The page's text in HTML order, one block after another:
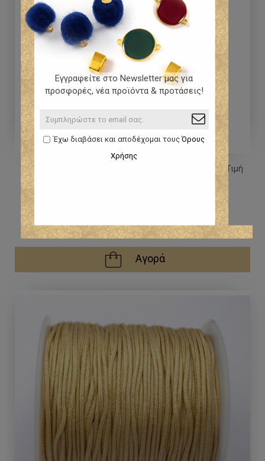
Σατέν κορδόνι ποντικοουρά 2mm σε ανοιχτό πετρόλ-Τιμή
0,00 €
Αγορά
Εγγραφείτε στο Newsletter μας για
προσφορές, νέα προϊόντα & προτάσεις!
Έχω διαβάσει και αποδέχομαι τουςΌρους
Χρήσης